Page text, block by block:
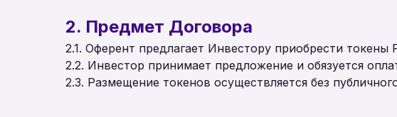
2. Предмет Договора
2.1. Оферент предлагает Инвестору приобрести
2.2. Инвестор принимает предложение и обязуется
2.3. Размещение токенов осуществляется без